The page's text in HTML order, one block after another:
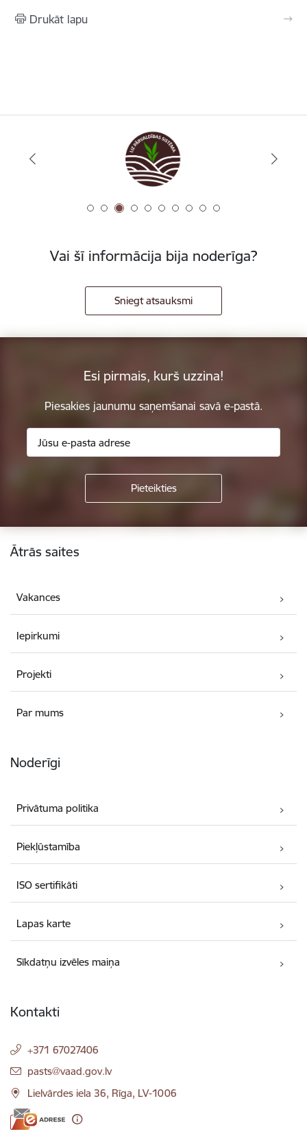
Drukāt lapu
Vai šī informācija bija noderīga?
Sniegt atsauksmi
Esi pirmais, kurš uzzina!
Piesakies jaunumu saņemšanai savā e-pastā.
Kājene
Ātrās saites
Vakances
Iepirkumi
Projekti
Par mums
Noderīgi
Privātuma politika
Piekļūstamība
ISO sertifikāti
Lapas karte
Sīkdatņu izvēles maiņa
Kontakti
+371 67027406
E-pasts:
pasts@vaad.gov.lv
Lielvārdes iela 36, Rīga, LV-1006